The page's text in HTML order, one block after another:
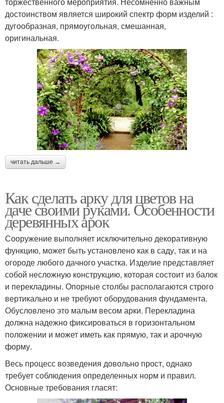
Арки для роз Арка из веток
достоинством является широкий спектр форм изделий :
дугообразная, прямоугольная, смешанная,
оригинальная.
читать дальше →
Как сделать арку для цветов на
даче своими руками. Особенности
деревянных арок
Сооружение выполняет исключительно декоративную
функцию, может быть установлено как в саду, так и на
огороде любого дачного участка. Изделие представляет
собой несложную конструкцию, которая состоит из балок
и перекладины. Опорные столбы располагаются строго
вертикально и не требуют оборудования фундамента.
Обусловлено это малым весом арки. Перекладина
должна надежно фиксироваться в горизонтальном
положении и может иметь как прямую, так и арочную
форму.
Весь процесс возведения довольно прост, однако
требует соблюдения определенных норм и правил.
Основные требования гласят: